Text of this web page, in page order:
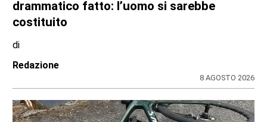
drammatico fatto: l’uomo si sarebbe
costituito
di
Redazione
8 AGOSTO 2026